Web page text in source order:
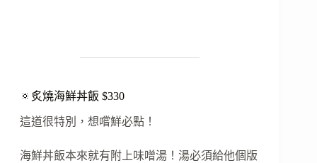
🔅炙燒海鮮丼飯 $330
這道很特別，想嚐鮮必點！
海鮮丼飯本來就有附上味噌湯！湯必須給他個版